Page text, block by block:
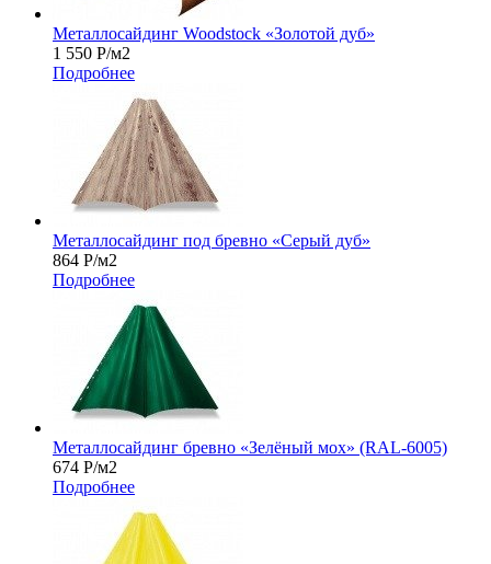
Металлосайдинг Woodstock «Золотой дуб»
1 550 Р/м2
Подробнее
Металлосайдинг под бревно «Серый дуб»
864 Р/м2
Подробнее
Металлосайдинг бревно «Зелёный мох» (RAL-6005)
674 Р/м2
Подробнее